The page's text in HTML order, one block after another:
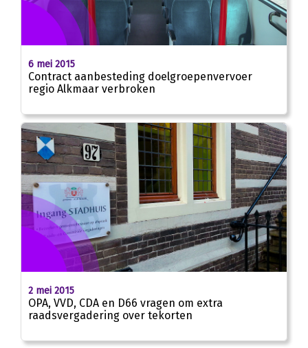
6 mei 2015
Contract aanbesteding doelgroepenvervoer
regio Alkmaar verbroken
2 mei 2015
OPA, VVD, CDA en D66 vragen om extra
raadsvergadering over tekorten